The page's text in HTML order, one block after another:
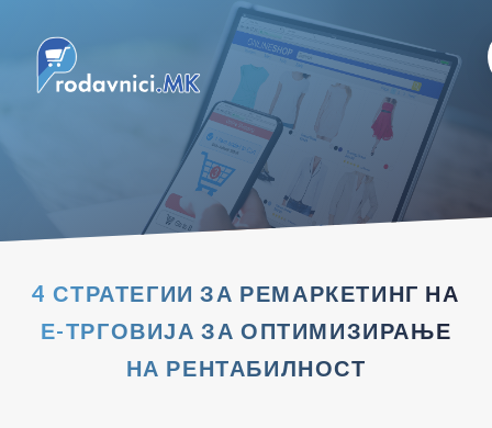
4 СТРАТЕГИИ ЗА РЕМАРКЕТИНГ НА
Е-ТРГОВИЈА ЗА ОПТИМИЗИРАЊЕ
НА РЕНТАБИЛНОСТ